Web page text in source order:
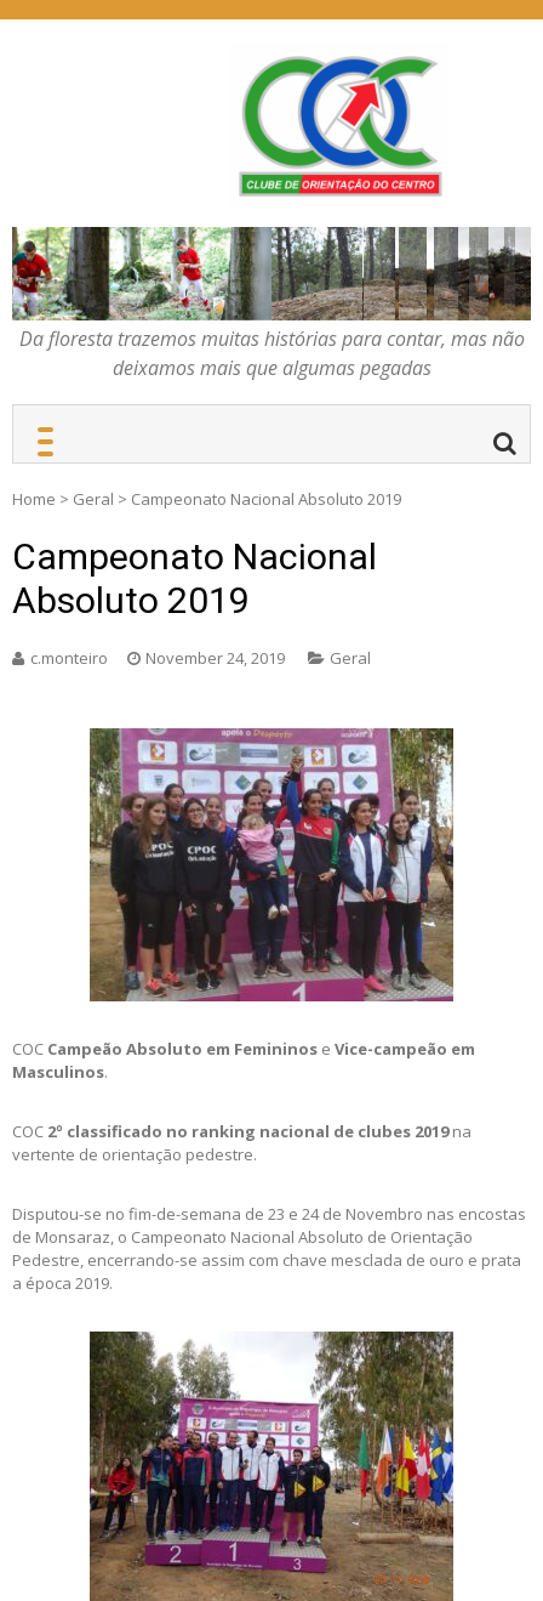
COC – CLUBE DE
ORIENTAÇÃO DO
CENTRO
Da floresta trazemos
muitas histórias para
contar, mas não deixamos
mais que algumas
pegadas
Da floresta trazemos muitas histórias para contar, mas não
deixamos mais que algumas pegadas
Home > Geral > Campeonato Nacional Absoluto 2019
Campeonato Nacional
Absoluto 2019
c.monteiro November 24, 2019 Geral
COC Campeão Absoluto em Femininos e Vice-campeão em
Masculinos.
COC 2º classificado no ranking nacional de clubes 2019na
vertente de orientação pedestre.
Disputou-se no fim-de-semana de 23 e 24 de Novembro nas encostas
de Monsaraz, o Campeonato Nacional Absoluto de Orientação
Pedestre, encerrando-se assim com chave mesclada de ouro e prata
a época 2019.